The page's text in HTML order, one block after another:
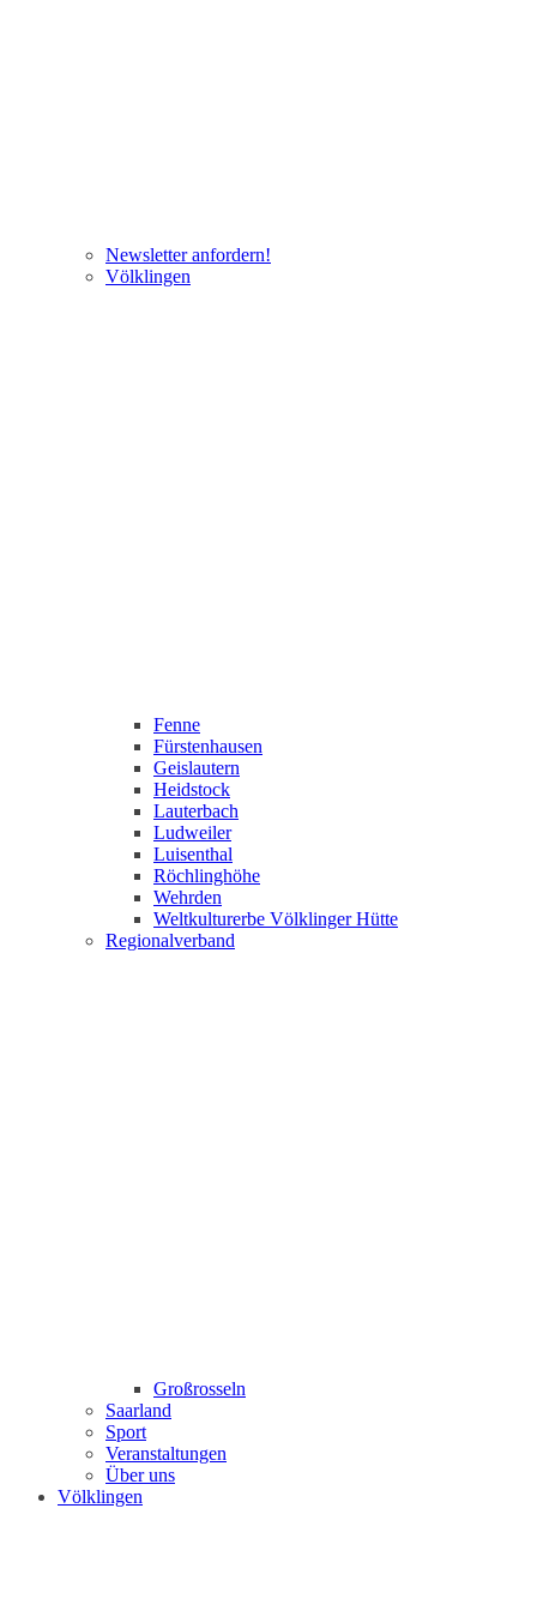
Newsletter anfordern!
Völklingen
Fenne
Fürstenhausen
Geislautern
Heidstock
Lauterbach
Ludweiler
Luisenthal
Röchlinghöhe
Wehrden
Weltkulturerbe Völklinger Hütte
Regionalverband
Großrosseln
Saarland
Sport
Veranstaltungen
Über uns
Völklingen